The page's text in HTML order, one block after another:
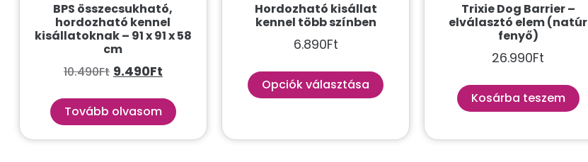
BPS összecsukható,
hordozható kennel
kisállatoknak – 91 x 91 x 58
cm
10.490Ft 9.490Ft
Tovább olvasom
Hordozható kisállat
kennel több színben
6.890Ft
Opciók választása
Trixie Dog Barrier –
elválasztó elem (natúr
fenyő)
26.990Ft
Kosárba teszem